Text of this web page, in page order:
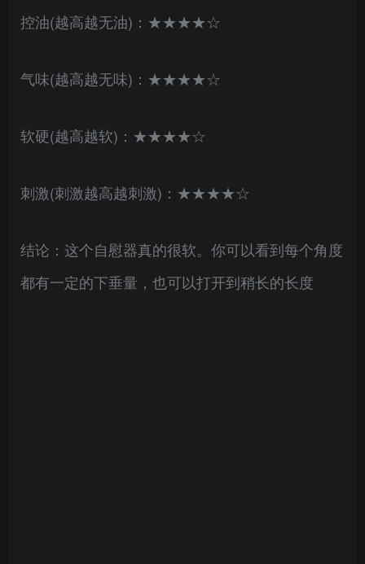
控油(越高越无油)：★★★★☆
气味(越高越无味)：★★★★☆
软硬(越高越软)：★★★★☆
刺激(刺激越高越刺激)：★★★★☆
结论：这个自慰器真的很软。你可以看到每个角度
都有一定的下垂量，也可以打开到稍长的长度